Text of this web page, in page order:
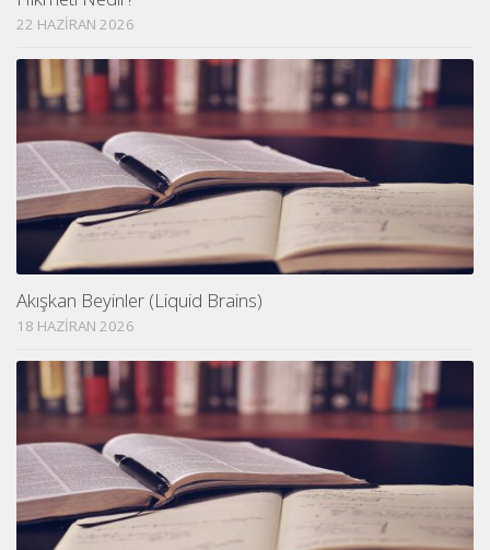
22 HAZIRAN 2026
Akışkan Beyinler (Liquid Brains)
18 HAZIRAN 2026